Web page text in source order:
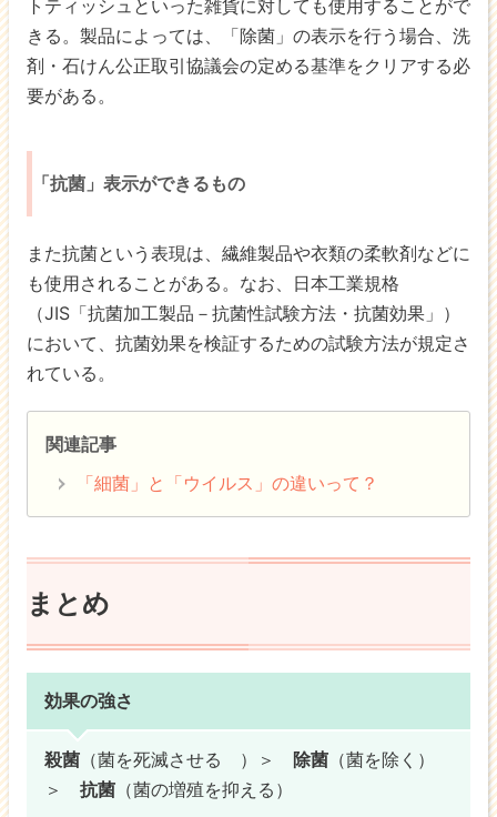
トティッシュといった雑貨に対しても使用することがで
きる。製品によっては、「除菌」の表示を行う場合、洗
剤・石けん公正取引協議会の定める基準をクリアする必
要がある。
「抗菌」表示ができるもの
また抗菌という表現は、繊維製品や衣類の柔軟剤などに
も使用されることがある。なお、日本工業規格
（JIS「抗菌加工製品－抗菌性試験方法・抗菌効果」）
において、抗菌効果を検証するための試験方法が規定さ
れている。
関連記事
「細菌」と「ウイルス」の違いって？
まとめ
効果の強さ
殺菌 （菌を死滅させる ）＞ 除菌 （菌を除く）
＞ 抗菌 （菌の増殖を抑える）